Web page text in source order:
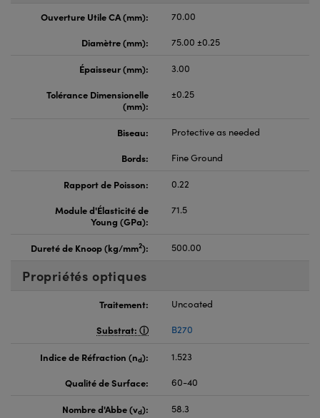
Ouverture Utile CA (mm):
70.00
Diamètre (mm):
75.00 ±0.25
Épaisseur (mm):
3.00
Tolérance Dimensionelle
(mm):
±0.25
Biseau:
Protective as needed
Bords:
Fine Ground
Rapport de Poisson:
0.22
Module d'Élasticité de
Young (GPa):
71.5
Dureté de Knoop (kg/mm2): 500.00
Propriétés optiques
Traitement:
Uncoated
Substrat:
B270
Indice de Réfraction (nd):
1.523
Qualité de Surface:
60-40
Nombre d'Abbe (vd):
58.3